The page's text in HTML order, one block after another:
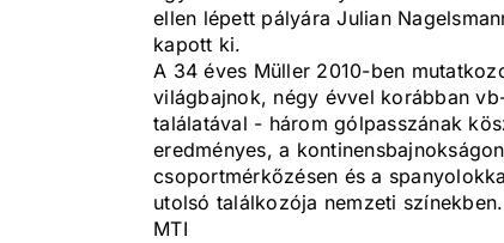
ellen lépett pályára Julian
kapott ki.
A 34 éves Müller 2010-ben
világbajnok, négy évvel korábban
találatával - három gólpasszának
eredményes, a
csoportmérkőzésen és a
utolsó találkozója nemzeti színekben.
MTI